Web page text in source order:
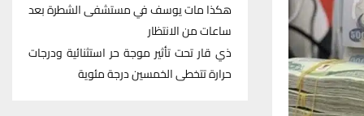
هكذا مات يوسف في مستشفى الشطرة بعد
ساعات من الانتظار
ذي قار تحت تأثير موجة حر استثنائية ودرجات
حرارة تتخطى الخمسين درجة مئوية